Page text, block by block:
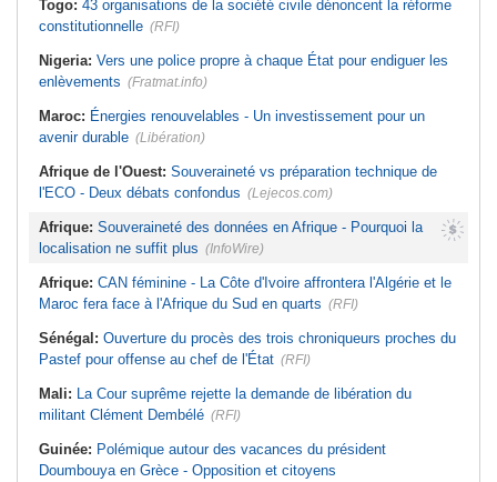
Togo: 43 organisations de la société civile dénoncent la réforme
constitutionnelle (RFI)
Nigeria: Vers une police propre à chaque État pour endiguer les
enlèvements (Fratmat.info)
Maroc: Énergies renouvelables - Un investissement pour un
avenir durable (Libération)
Afrique de l'Ouest: Souveraineté vs préparation technique de
l'ECO - Deux débats confondus (Lejecos.com)
Afrique: Souveraineté des données en Afrique - Pourquoi la
localisation ne suffit plus (InfoWire)
Afrique: CAN féminine - La Côte d'Ivoire affrontera l'Algérie et le
Maroc fera face à l'Afrique du Sud en quarts (RFI)
Sénégal: Ouverture du procès des trois chroniqueurs proches du
Pastef pour offense au chef de l'État (RFI)
Mali: La Cour suprême rejette la demande de libération du
militant Clément Dembélé (RFI)
Guinée: Polémique autour des vacances du président
Doumbouya en Grèce - Opposition et citoyens